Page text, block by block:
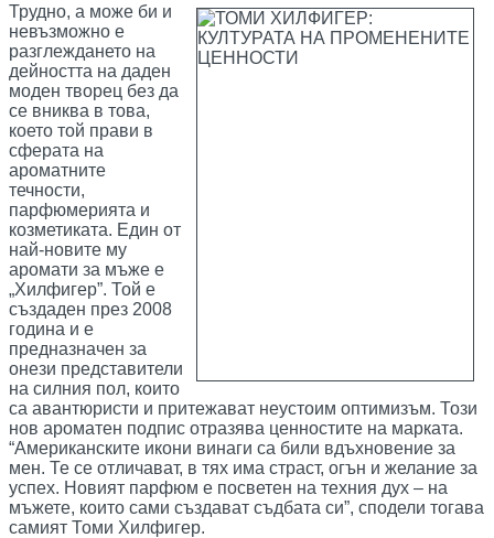
Трудно, а може би и
невъзможно е
разглеждането на
дейността на даден
моден творец без да
се вниква в това,
което той прави в
сферата на
ароматните
течности,
парфюмерията и
козметиката. Един от
най-новите му
аромати за мъже е
„Хилфигер”. Той е
създаден през 2008
година и е
предназначен за
онези представители
на силния пол, които
са авантюристи и притежават неустоим оптимизъм. Този
нов ароматен подпис отразява ценностите на марката.
“Американските икони винаги са били вдъхновение за
мен. Те се отличават, в тях има страст, огън и желание за
успех. Новият парфюм е посветен на техния дух – на
мъжете, които сами създават съдбата си”, сподели тогава
самият Томи Хилфигер.